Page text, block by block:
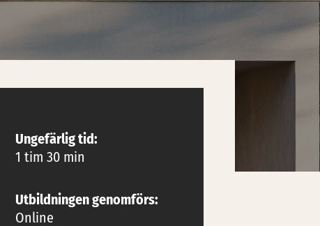
Ungefärlig tid:
1 tim 30 min
Utbildningen genomförs:
Online